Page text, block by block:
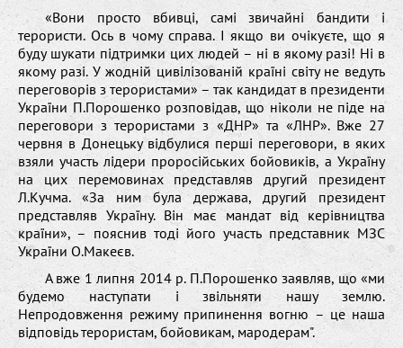
«Вони просто вбивці, самі звичайні бандити і
терористи. Ось в чому справа. І якщо ви очікуєте, що я
буду шукати підтримки цих людей – ні в якому разі! Ні в
якому разі. У жодній цивілізованій країні світу не ведуть
переговорів з терористами» – так кандидат в президенти
України П.Порошенко розповідав, що ніколи не піде на
переговори з терористами з «ДНР» та «ЛНР». Вже 27
червня в Донецьку відбулися перші переговори, в яких
взяли участь лідери проросійських бойовиків, а Україну
на цих перемовинах представляв другий президент
Л.Кучма. «За ним була держава, другий президент
представляв Україну. Він має мандат від керівництва
країни», – пояснив тоді його участь представник МЗС
України О.Макеєв.
А вже 1 липня 2014 р. П.Порошенко заявляв, що «ми
будемо наступати і звільняти нашу землю.
Непродовження режиму припинення вогню – це наша
відповідь терористам, бойовикам, мародерам".